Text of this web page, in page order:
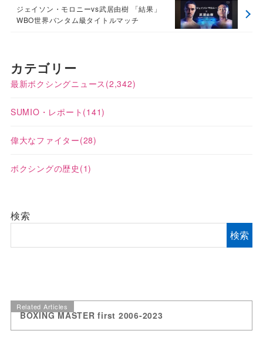
ジェイソン・モロニーvs武居由樹 「結果」
WBO世界バンタム級タイトルマッチ
カテゴリー
最新ボクシングニュース (2,342)
SUMIO・レポート (141)
偉大なファイター(28)
ボクシングの歴史 (1)
検索
検索
Related Articles
BOXING MASTER first 2006-2023